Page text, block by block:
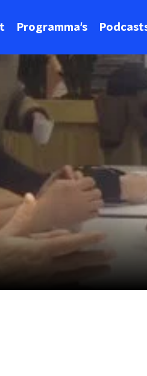
Programma's